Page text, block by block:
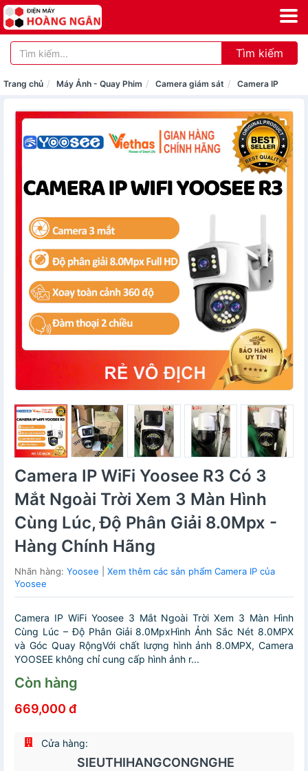
Tìm kiếm
Trang chủ Máy Ảnh - Quay Phim Camera giám sát Camera IP
Camera IP WiFi Yoosee R3 Có 3
Mắt Ngoài Trời Xem 3 Màn Hình
Cùng Lúc, Độ Phân Giải 8.0Mpx -
Hàng Chính Hãng
Nhãn hàng: Yoosee
Xem thêm các sản phẩm Camera IP của
Yoosee
Camera IP WiFi Yoosee 3 Mắt Ngoài Trời Xem 3 Màn Hình
Cùng Lúc – Độ Phân Giải 8.0MpxHình Ảnh Sắc Nét 8.0MPX
và Góc Quay RộngVới chất lượng hình ảnh 8.0MPX, Camera
YOOSEE không chỉ cung cấp hình ảnh r...
Còn hàng
669,000 đ
Cửa hàng:
SIEUTHIHANGCONGNGHE